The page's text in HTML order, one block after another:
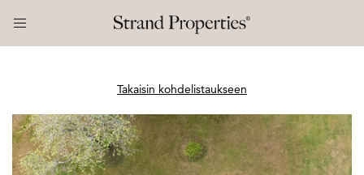
Takaisin kohdelistaukseen